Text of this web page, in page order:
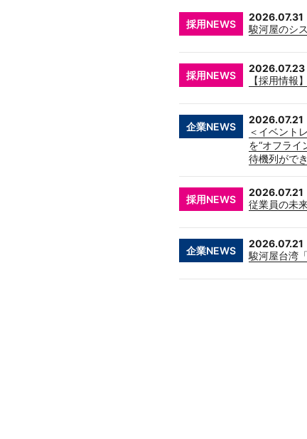
採用NEWS
2026.07.31
駿河屋のシ
採用NEWS
2026.07.23
【採用情報
企業NEWS
2026.07.21
＜イベント
を“オフラ
待機列がで
採用NEWS
2026.07.21
従業員の未
企業NEWS
2026.07.21
駿河屋台湾